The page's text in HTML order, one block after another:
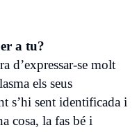
a tu?
d’expressar-se molt
els seus
s’hi sent identificada i
cosa, la fas bé i